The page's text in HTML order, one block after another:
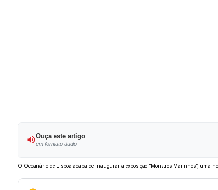
Ouça este artigo
em formato áudio
O Oceanário de Lisboa acaba de inaugurar a exposição “Monstros Marinhos”, uma